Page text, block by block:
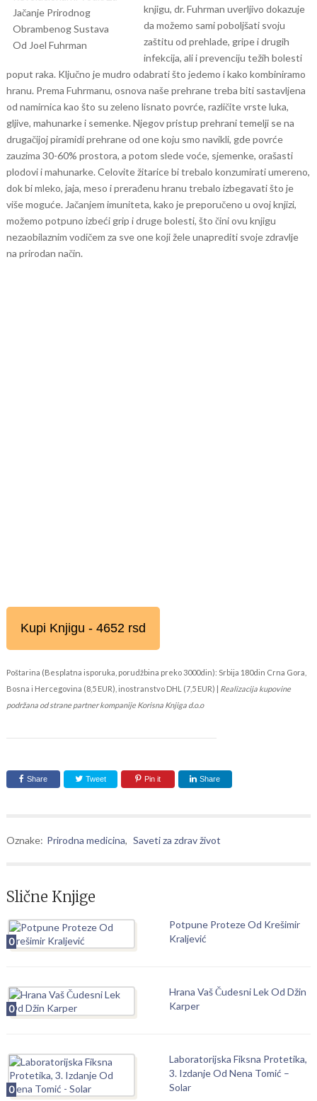
knjigu, dr. Fuhrman uverljivo dokazuje
da možemo sami poboljšati svoju
zaštitu od prehlade, gripe i drugih
infekcija, ali i prevenciju težih bolesti
poput raka. Ključno je mudro odabrati što jedemo i kako kombiniramo
hranu. Prema Fuhrmanu, osnova naše prehrane treba biti sastavljena
od namirnica kao što su zeleno lisnato povrće, različite vrste luka,
gljive, mahunarke i semenke. Njegov pristup prehrani temelji se na
drugačijoj piramidi prehrane od one koju smo navikli, gde povrće
zauzima 30-60% prostora, a potom slede voće, sjemenke, orašasti
plodovi i mahunarke. Celovite žitarice bi trebalo konzumirati umereno,
dok bi mleko, jaja, meso i prerađenu hranu trebalo izbegavati što je
više moguće. Jačanjem imuniteta, kako je preporučeno u ovoj knjizi,
možemo potpuno izbeći grip i druge bolesti, što čini ovu knjigu
nezaobilaznim vodičem za sve one koji žele unaprediti svoje zdravlje
na prirodan način.
Kupi Knjigu - 4652 rsd
Poštarina (Besplatna isporuka, porudžbina preko 3000din): Srbija 180din Crna Gora,
Bosna i Hercegovina (8,5 EUR), inostranstvo DHL (7,5 EUR) | Realizacija kupovine
podržana od strane partner kompanije Korisna Knjiga d.o.o
Share Tweet Pin it Share
Oznake: Prirodna medicina, Saveti za zdrav život
Slične Knjige
0
Potpune Proteze Od Krešimir
Kraljević
0
Hrana Vaš Čudesni Lek Od Džin
Karper
0
Laboratorijska Fiksna Protetika,
3. Izdanje Od Nena Tomić –
Solar